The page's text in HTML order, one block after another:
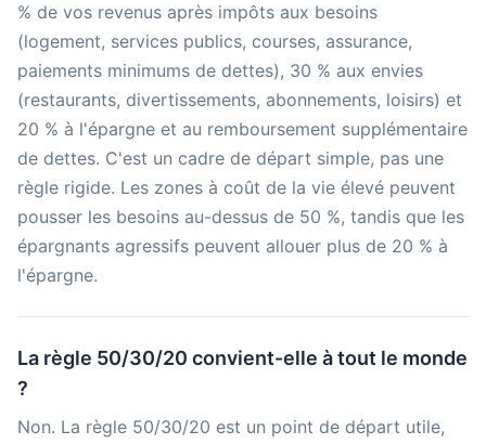
% de vos revenus après impôts aux besoins
(logement, services publics, courses, assurance,
paiements minimums de dettes), 30 % aux envies
(restaurants, divertissements, abonnements, loisirs) et
20 % à l'épargne et au remboursement supplémentaire
de dettes. C'est un cadre de départ simple, pas une
règle rigide. Les zones à coût de la vie élevé peuvent
pousser les besoins au-dessus de 50 %, tandis que les
épargnants agressifs peuvent allouer plus de 20 % à
l'épargne.
La règle 50/30/20 convient-elle à tout le monde
?
Non. La règle 50/30/20 est un point de départ utile,